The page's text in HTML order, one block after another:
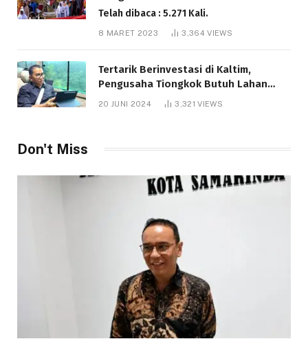
Telah dibaca : 5.271 Kali.
8 MARET 2023 3,364VIEWS
Tertarik Berinvestasi di Kaltim,
Pengusaha Tiongkok Butuh Lahan
1.000 Hektare
20 JUNI 2024 3,321VIEWS
Don't Miss